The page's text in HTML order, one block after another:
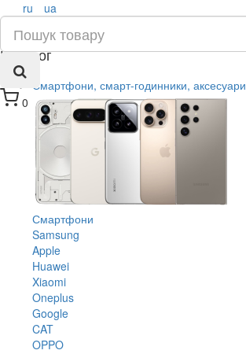
0
ru ua
Каталог
Смартфони, смарт-годинники, аксесуари
Смартфони
Samsung
Apple
Huawei
Xiaomi
Oneplus
Google
CAT
OPPO